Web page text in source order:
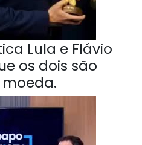
Lula e Flávio
os dois são